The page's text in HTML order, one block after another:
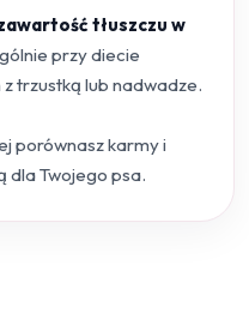
tłuszczu w
przy diecie
trzustką lub nadwadze.
porównasz karmy i
dla Twojego psa.